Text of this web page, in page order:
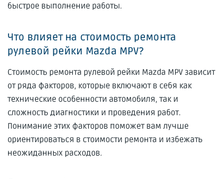
быстрое выполнение работы.
Что влияет на стоимость ремонта
рулевой рейки Mazda MPV?
Стоимость ремонта рулевой рейки Mazda MPV зависит
от ряда факторов, которые включают в себя как
технические особенности автомобиля, так и
сложность диагностики и проведения работ.
Понимание этих факторов поможет вам лучше
ориентироваться в стоимости ремонта и избежать
неожиданных расходов.